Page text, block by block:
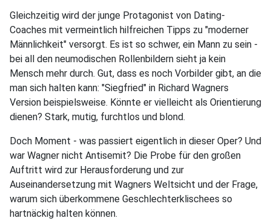
Gleichzeitig wird der junge Protagonist von Dating-
Coaches mit vermeintlich hilfreichen Tipps zu "moderner
Männlichkeit" versorgt. Es ist so schwer, ein Mann zu sein -
bei all den neumodischen Rollenbildern sieht ja kein
Mensch mehr durch. Gut, dass es noch Vorbilder gibt, an die
man sich halten kann: "Siegfried" in Richard Wagners
Version beispielsweise. Könnte er vielleicht als Orientierung
dienen? Stark, mutig, furchtlos und blond.
Doch Moment - was passiert eigentlich in dieser Oper? Und
war Wagner nicht Antisemit? Die Probe für den großen
Auftritt wird zur Herausforderung und zur
Auseinandersetzung mit Wagners Weltsicht und der Frage,
warum sich überkommene Geschlechterklischees so
hartnäckig halten können.